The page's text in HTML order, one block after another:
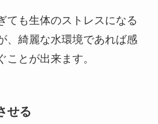
ても生体のストレスになる
、綺麗な水環境であれば感
とが出来ます。
せる